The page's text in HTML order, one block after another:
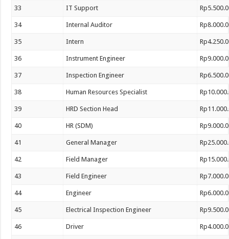
33 IT Support
34 Internal Auditor
35 Intern
36 Instrument Engineer
37 Inspection Engineer
38 Human Resources Specialist
39 HRD Section Head
40 HR (SDM)
41 General Manager
42 Field Manager
43 Field Engineer
44 Engineer
45 Electrical Inspection Engineer
46 Driver